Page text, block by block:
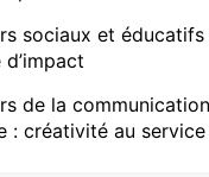
sociaux et éducatifs
de la
: créativité au